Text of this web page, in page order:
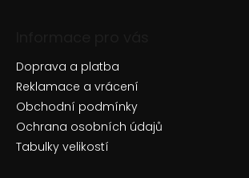
Doprava a platba
Reklamace a vrácení
Obchodní podmínky
Ochrana osobních údajů
Tabulky velikostí